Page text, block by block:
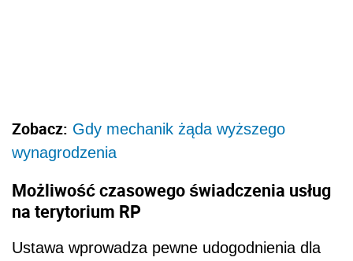
Zobacz: Gdy mechanik żąda wyższego
wynagrodzenia
Możliwość czasowego świadczenia usług
na terytorium RP
Ustawa wprowadza pewne udogodnienia dla